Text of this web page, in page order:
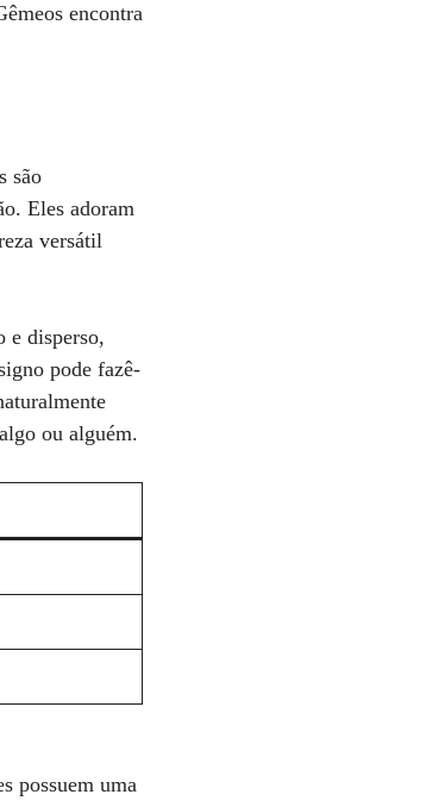
encontra
são
Eles adoram
versátil
e disperso,
pode fazê-
ou alguém.
possuem uma